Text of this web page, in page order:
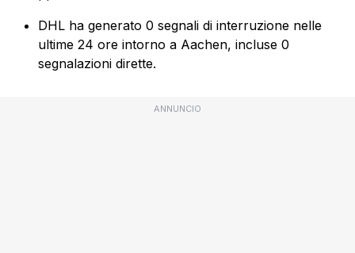
DHL ha generato 0 segnali di interruzione nelle
ultime 24 ore intorno a Aachen, incluse 0
segnalazioni dirette.
ANNUNCIO